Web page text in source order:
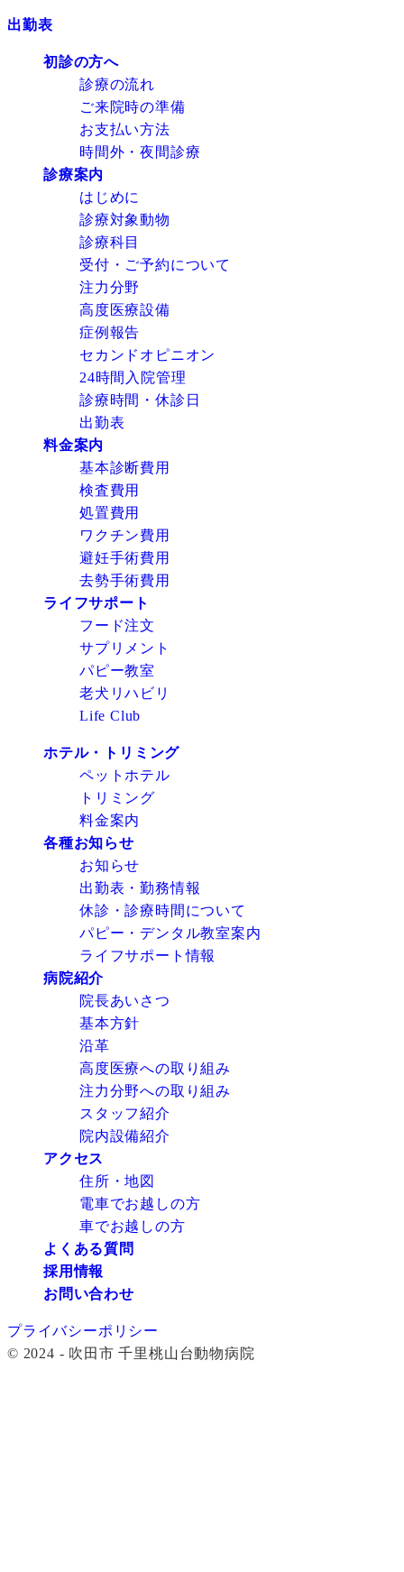
出勤表
初診の方へ
診療の流れ
ご来院時の準備
お支払い方法
時間外・夜間診療
診療案内
はじめに
診療対象動物
診療科目
受付・ご予約について
注力分野
高度医療設備
症例報告
セカンドオピニオン
24時間入院管理
診療時間・休診日
出勤表
料金案内
基本診断費用
検査費用
処置費用
ワクチン費用
避妊手術費用
去勢手術費用
ライフサポート
フード注文
サプリメント
パピー教室
老犬リハビリ
Life Club
ホテル・トリミング
ペットホテル
トリミング
料金案内
各種お知らせ
お知らせ
出勤表・勤務情報
休診・診療時間について
パピー・デンタル教室案内
ライフサポート情報
病院紹介
院長あいさつ
基本方針
沿革
高度医療への取り組み
注力分野への取り組み
スタッフ紹介
院内設備紹介
アクセス
住所・地図
電車でお越しの方
車でお越しの方
よくある質問
採用情報
お問い合わせ
プライバシーポリシー
© 2024 - 吹田市 千里桃山台動物病院